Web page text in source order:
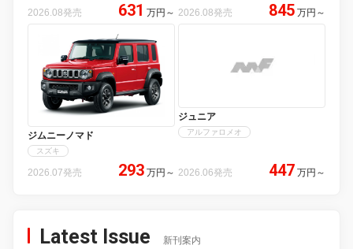
2026.08発売 631 万円 ～ 2026.08発売 845 万円 ～
ジムニーノマド
スズキ
2026.07発売 293 万円 ～
ジュニア
アルファロメオ
2026.06発売 447 万円 ～
Latest Issue 新刊案内